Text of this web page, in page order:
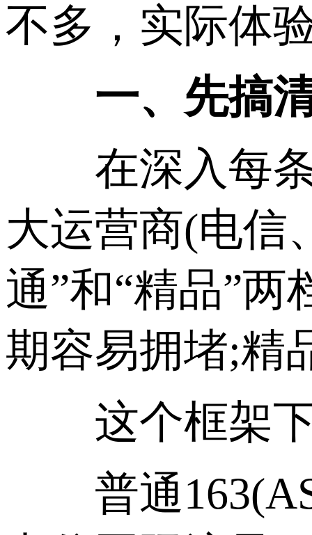
不多，实际体
一、先搞清
在深入每条
大运营商(电信
通”和“精品”
期容易拥堵;精
这个框架下
普通